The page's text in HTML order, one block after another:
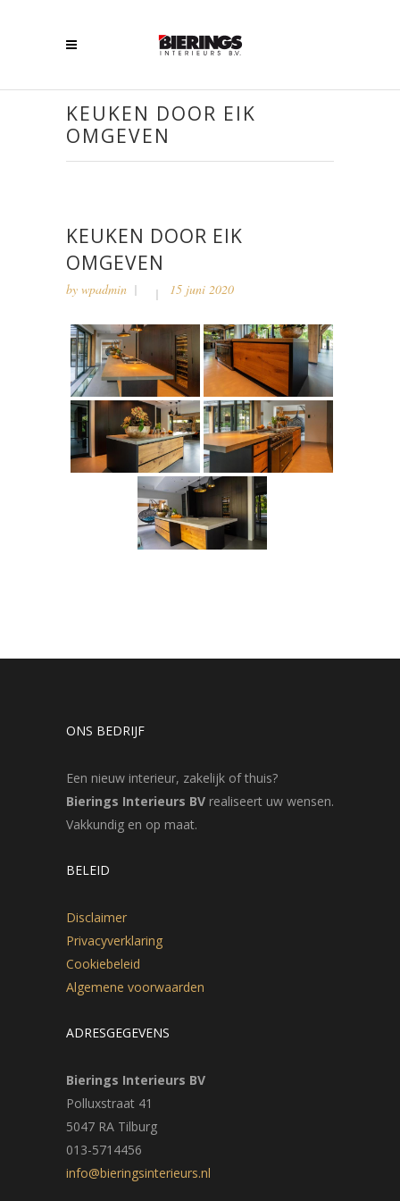
KEUKEN DOOR EIK
OMGEVEN
KEUKEN DOOR EIK
OMGEVEN
by wpadmin 15 juni 2020
ONS BEDRIJF
Een nieuw interieur, zakelijk of thuis?
Bierings Interieurs BV realiseert uw wensen.
Vakkundig en op maat.
BELEID
Disclaimer
Privacyverklaring
Cookiebeleid
Algemene voorwaarden
ADRESGEGEVENS
Bierings Interieurs BV
Polluxstraat 41
5047 RA Tilburg
013-5714456
info@bieringsinterieurs.nl